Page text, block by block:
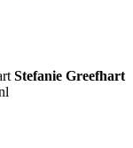
Stefanie Greefhart